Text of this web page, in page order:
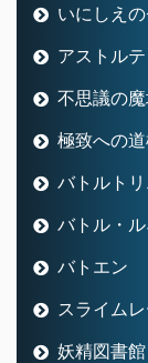
いにしえ
アストル
不思議の
極致への
バトルト
バトル・
バトエン
スライム
妖精図書館